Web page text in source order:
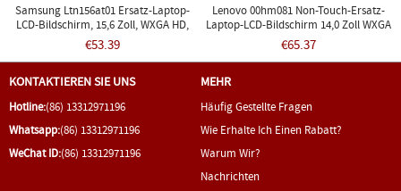
Samsung Ltn156at01 Ersatz-Laptop-
LCD-Bildschirm, 15,6 Zoll, WXGA HD,
Einzelne Lampe
€53.39
Lenovo 00hm081 Non-Touch-Ersatz-
Laptop-LCD-Bildschirm 14,0 Zoll WXGA
HD LED-DIODE
€65.37
KONTAKTIEREN SIE UNS
Hotline:(86) 13312971196
Whatsapp:(86) 13312971196
WeChat ID:(86) 13312971196
MEHR
Häufig Gestellte Fragen
Wie Erhalte Ich Einen Rabatt?
Warum Wir?
Nachrichten